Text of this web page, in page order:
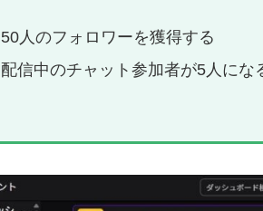
50人のフォロワーを獲得する
配信中のチャット参加者が5人にな